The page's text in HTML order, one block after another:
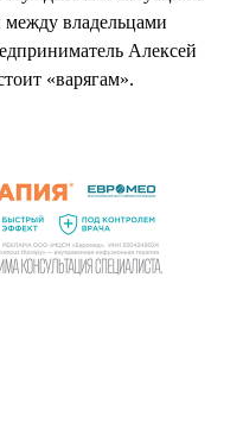
между владельцами
Алексей
«варягам».